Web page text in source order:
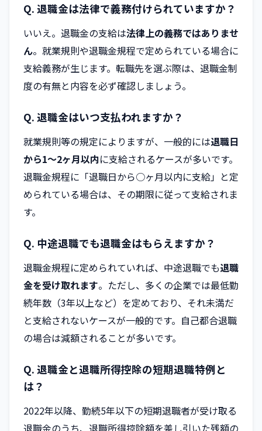
Q. 退職金は法律で義務付けられていますか？
いいえ。退職金の支給は法律上の義務ではありませ
ん。就業規則や退職金規程で定められている場合に
支給義務が生じます。転職先を選ぶ際は、退職金制
度の有無と内容を必ず確認しましょう。
Q. 退職金はいつ支払われますか？
就業規則等の規定によりますが、一般的には退職日
から1〜2ヶ月以内に支給されるケースが多いです。
退職金規程に「退職日から○ヶ月以内に支給」と定
められている場合は、その期限に従って支給されま
す。
Q. 中途退職でも退職金はもらえますか？
退職金規程に定められていれば、中途退職でも退職
金を受け取れます。ただし、多くの企業では最低勤
続年数（3年以上など）を定めており、それ未満だ
と支給されないケースが一般的です。自己都合退職
の場合は減額されることが多いです。
Q. 退職金と退職所得控除の短期退職特例と
は？
2022年以降、勤続5年以下の短期退職者が受け取る
退職金のうち、退職所得控除額を差し引いた残額の